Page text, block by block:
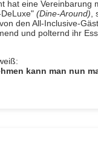
hat eine Vereinbarung
DeLuxe"(Dine-Around),
den All-Inclusive-
und polternd ihr
kann man nun